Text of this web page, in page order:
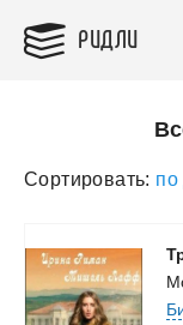
РИДЛИ
Сортировать: по